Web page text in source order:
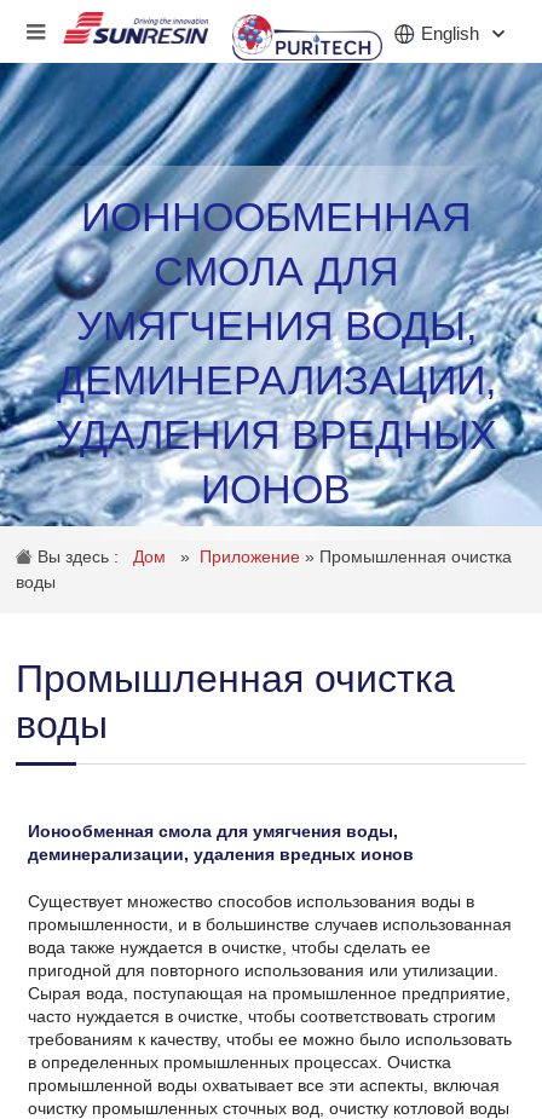
English
КОМПАНИЯ
ПРОДУКТ
ПРИЛОЖЕНИЕ
ИНВЕСТОРЫ
НОВОСТИ
КАРЬЕРА
КОНТАКТ
ИОННООБМЕННАЯ
СМОЛА ДЛЯ
УМЯГЧЕНИЯ ВОДЫ,
ДЕМИНЕРАЛИЗАЦИИ,
УДАЛЕНИЯ ВРЕДНЫХ
ИОНОВ
Вы здесь : Дом » Приложение» Промышленная очистка
воды
Промышленная очистка
воды
Ионообменная смола для умягчения воды,
деминерализации, удаления вредных ионов
Существует множество способов использования воды в
промышленности, и в большинстве случаев использованная
вода также нуждается в очистке, чтобы сделать ее
пригодной для повторного использования или утилизации.
Сырая вода, поступающая на промышленное предприятие,
часто нуждается в очистке, чтобы соответствовать строгим
требованиям к качеству, чтобы ее можно было использовать
в определенных промышленных процессах. Очистка
промышленной воды охватывает все эти аспекты, включая
очистку промышленных сточных вод, очистку котловой воды